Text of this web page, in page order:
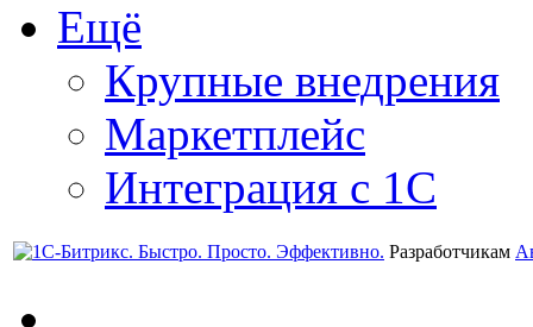
Ещё
Крупные внедрения
Маркетплейс
Интеграция с 1С
Разработчикам